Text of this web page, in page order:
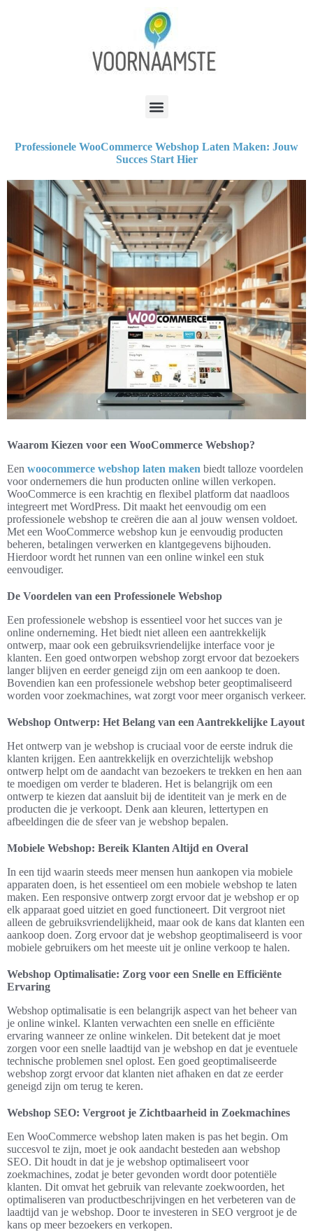
Professionele WooCommerce Webshop Laten Maken: Jouw
Succes Start Hier
Waarom Kiezen voor een WooCommerce Webshop?
Een woocommerce webshop laten maken biedt talloze voordelen
voor ondernemers die hun producten online willen verkopen.
WooCommerce is een krachtig en flexibel platform dat naadloos
integreert met WordPress. Dit maakt het eenvoudig om een
professionele webshop te creëren die aan al jouw wensen voldoet.
Met een WooCommerce webshop kun je eenvoudig producten
beheren, betalingen verwerken en klantgegevens bijhouden.
Hierdoor wordt het runnen van een online winkel een stuk
eenvoudiger.
De Voordelen van een Professionele Webshop
Een professionele webshop is essentieel voor het succes van je
online onderneming. Het biedt niet alleen een aantrekkelijk
ontwerp, maar ook een gebruiksvriendelijke interface voor je
klanten. Een goed ontworpen webshop zorgt ervoor dat bezoekers
langer blijven en eerder geneigd zijn om een aankoop te doen.
Bovendien kan een professionele webshop beter geoptimaliseerd
worden voor zoekmachines, wat zorgt voor meer organisch verkeer.
Webshop Ontwerp: Het Belang van een Aantrekkelijke Layout
Het ontwerp van je webshop is cruciaal voor de eerste indruk die
klanten krijgen. Een aantrekkelijk en overzichtelijk webshop
ontwerp helpt om de aandacht van bezoekers te trekken en hen aan
te moedigen om verder te bladeren. Het is belangrijk om een
ontwerp te kiezen dat aansluit bij de identiteit van je merk en de
producten die je verkoopt. Denk aan kleuren, lettertypen en
afbeeldingen die de sfeer van je webshop bepalen.
Mobiele Webshop: Bereik Klanten Altijd en Overal
In een tijd waarin steeds meer mensen hun aankopen via mobiele
apparaten doen, is het essentieel om een mobiele webshop te laten
maken. Een responsive ontwerp zorgt ervoor dat je webshop er op
elk apparaat goed uitziet en goed functioneert. Dit vergroot niet
alleen de gebruiksvriendelijkheid, maar ook de kans dat klanten een
aankoop doen. Zorg ervoor dat je webshop geoptimaliseerd is voor
mobiele gebruikers om het meeste uit je online verkoop te halen.
Webshop Optimalisatie: Zorg voor een Snelle en Efficiënte
Ervaring
Webshop optimalisatie is een belangrijk aspect van het beheer van
je online winkel. Klanten verwachten een snelle en efficiënte
ervaring wanneer ze online winkelen. Dit betekent dat je moet
zorgen voor een snelle laadtijd van je webshop en dat je eventuele
technische problemen snel oplost. Een goed geoptimaliseerde
webshop zorgt ervoor dat klanten niet afhaken en dat ze eerder
geneigd zijn om terug te keren.
Webshop SEO: Vergroot je Zichtbaarheid in Zoekmachines
Een WooCommerce webshop laten maken is pas het begin. Om
succesvol te zijn, moet je ook aandacht besteden aan webshop
SEO. Dit houdt in dat je je webshop optimaliseert voor
zoekmachines, zodat je beter gevonden wordt door potentiële
klanten. Dit omvat het gebruik van relevante zoekwoorden, het
optimaliseren van productbeschrijvingen en het verbeteren van de
laadtijd van je webshop. Door te investeren in SEO vergroot je de
kans op meer bezoekers en verkopen.